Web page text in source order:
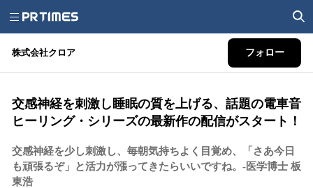
株式会社クロア フォロー
交感神経を刺激し睡眠の質を上げる、話題の電車音
ヒーリング・シリーズの最新作の配信がスタート！
交感神経を少し刺激し、毎朝気持ちよく目覚め、「さあ今日
も頑張るぞ」と活力が漲ってきたらいいですね。-医学博士 板
東浩